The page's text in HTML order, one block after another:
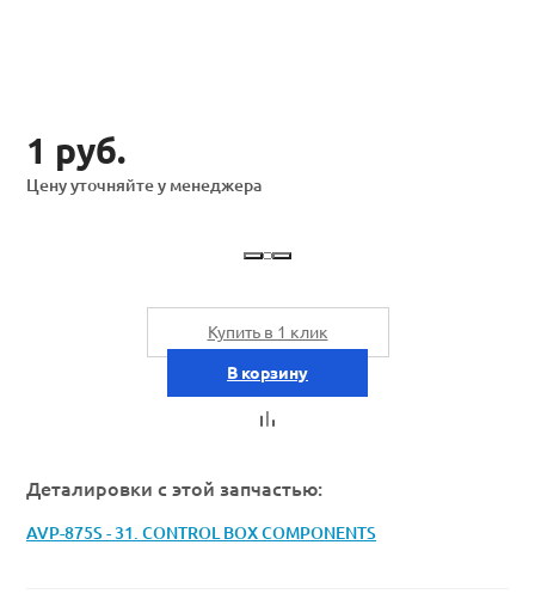
1 руб.
Цену уточняйте у менеджера
Купить в 1 клик
В корзину
Деталировки с этой запчастью:
AVP-875S - 31. CONTROL BOX COMPONENTS